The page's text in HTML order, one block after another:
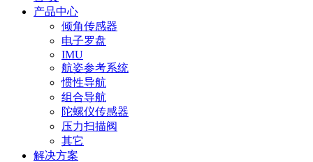
产品中心
倾角传感器
电子罗盘
IMU
航姿参考系统
惯性导航
组合导航
陀螺仪传感器
压力扫描阀
其它
解决方案